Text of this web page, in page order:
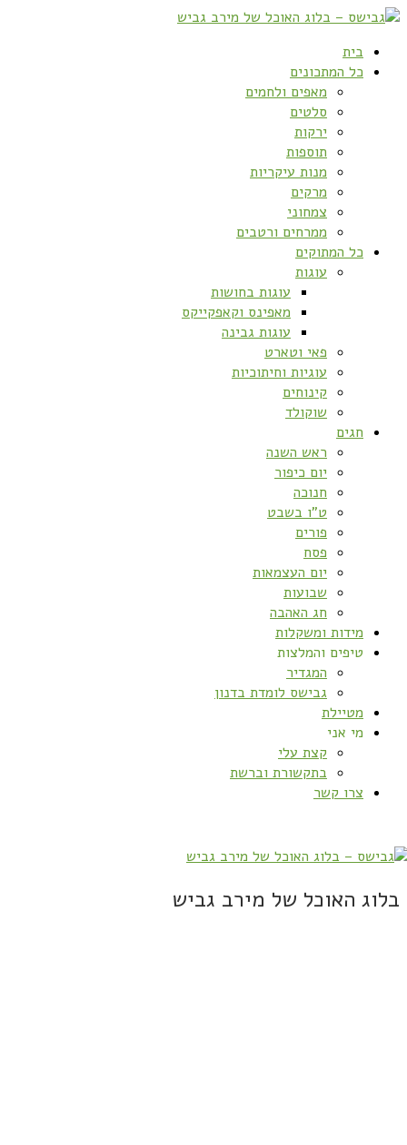
בית
כל המתכונים
מאפים ולחמים
סלטים
ירקות
תוספות
מנות עיקריות
מרקים
צמחוני
ממרחים ורטבים
כל המתוקים
עוגות
עוגות בחושות
מאפינס וקאפקייקס
עוגות גבינה
פאי וטארט
עוגיות וחיתוכיות
קינוחים
שוקולד
חגים
ראש השנה
יום כיפור
חנוכה
ט”ו בשבט
פורים
פסח
יום העצמאות
שבועות
חג האהבה
מידות ומשקלות
טיפים והמלצות
המגדיר
גבישס לומדת בדנון
מטיילת
מי אני
קצת עלי
בתקשורת וברשת
צרו קשר
בלוג האוכל של מירב גביש